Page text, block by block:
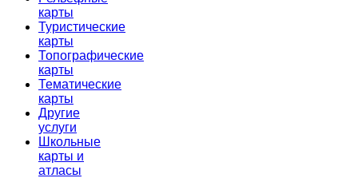
карты
Туристические
карты
Топографические
карты
Тематические
карты
Другие
услуги
Школьные
карты и
атласы